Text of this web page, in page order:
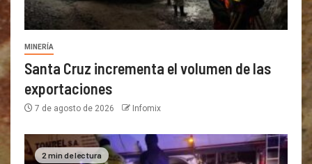
MINERÍA
Santa Cruz incrementa el volumen de las
exportaciones
7 de agosto de 2026 Infomix
2 min de lectura